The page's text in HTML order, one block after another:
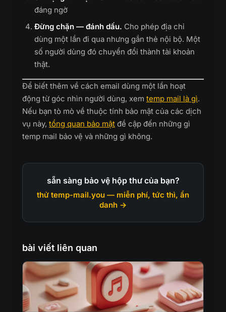
đáng ngờ
Đừng chặn — đánh dấu. Cho phép địa chỉ
dùng một lần đi qua nhưng gắn thẻ nội bộ. Một
số người dùng đó chuyển đổi thành tài khoản
thật.
Để biết thêm về cách email dùng một lần hoạt
động từ góc nhìn người dùng, xem temp mail là gì.
Nếu bạn tò mò về thuộc tính bảo mật của các dịch
vụ này, tổng quan bảo mật đề cập đến những gì
temp mail bảo vệ và những gì không.
sẵn sàng bảo vệ hộp thư của bạn?
thử temp-mail.you — miễn phí, tức thì, ẩn
danh →
bài viết liên quan